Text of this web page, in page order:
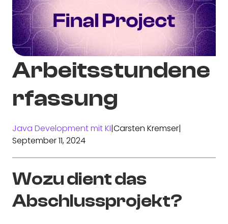
Arbeitsstundene
rfassung
Java Development mit KI|Carsten Kremser|
September 11, 2024
Wozu dient das
Abschlussprojekt?